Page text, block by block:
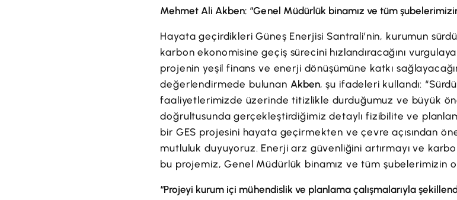
Mehmet Ali Akben: “Genel Müdürlük binamız ve tüm
Hayata geçirdikleri Güneş Enerjisi Santrali’nin, kurumun
karbon ekonomisine geçiş sürecini hızlandıracağını
projenin yeşil finans ve enerji dönüşümüne katkı
değerlendirmede bulunan Akben, şu ifadeleri kullandı:
faaliyetlerimizde üzerinde titizlikle durduğumuz ve büyük
doğrultusunda gerçekleştirdiğimiz detaylı fizibilite ve
bir GES projesini hayata geçirmekten ve çevre açısından
mutluluk duyuyoruz. Enerji arz güvenliğini artırmayı ve
bu projemiz, Genel Müdürlük binamız ve tüm şubelerimizin
“Projeyi kurum içi mühendislik ve planlama çalışmalarıyla